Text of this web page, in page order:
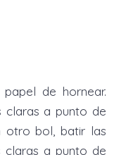
de hornear.
claras a punto de
otro bol, batir las
claras a punto de